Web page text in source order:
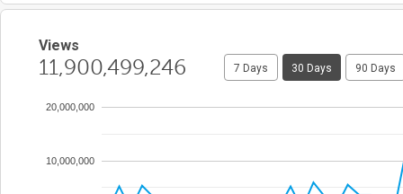
Views
11,900,499,246 7 Days 30 Days 90 Days
10,000,000
20,000,000